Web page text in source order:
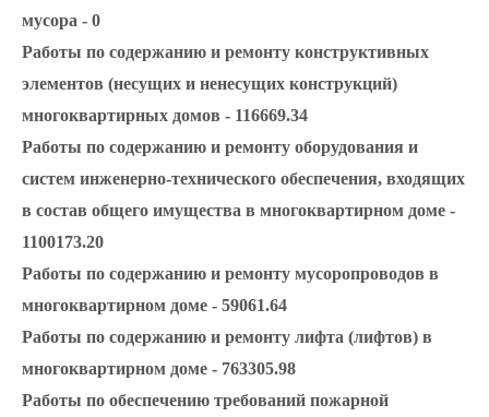
мусора - 0
Работы по содержанию и ремонту конструктивных
элементов (несущих и ненесущих конструкций)
многоквартирных домов - 116669.34
Работы по содержанию и ремонту оборудования и
систем инженерно-технического обеспечения, входящих
в состав общего имущества в многоквартирном доме -
1100173.20
Работы по содержанию и ремонту мусоропроводов в
многоквартирном доме - 59061.64
Работы по содержанию и ремонту лифта (лифтов) в
многоквартирном доме - 763305.98
Работы по обеспечению требований пожарной